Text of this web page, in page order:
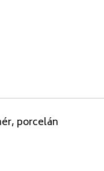
porcelán